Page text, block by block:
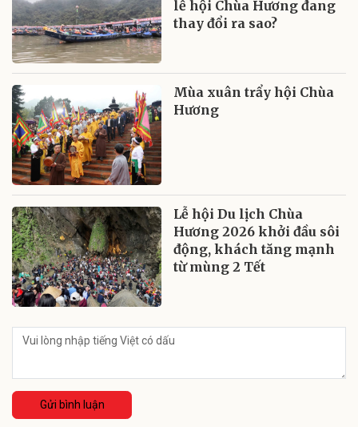
lễ hội Chùa Hương đang
thay đổi ra sao?
Mùa xuân trẩy hội Chùa
Hương
Lễ hội Du lịch Chùa
Hương 2026 khởi đầu sôi
động, khách tăng mạnh
từ mùng 2 Tết
Gửi bình luận